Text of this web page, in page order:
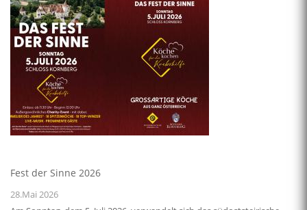
Fest der Sinne 2026
28.Mai 2026